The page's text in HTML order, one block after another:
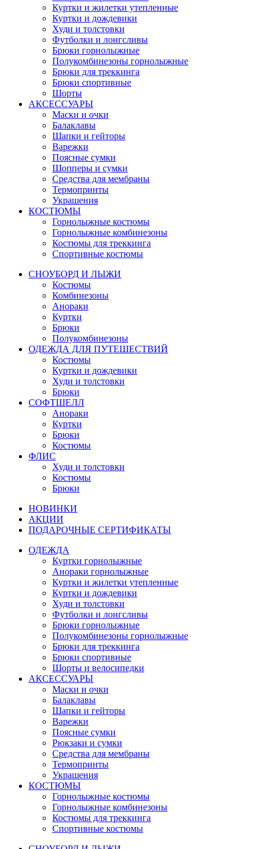
Куртки и жилетки утепленные
Куртки и дождевики
Худи и толстовки
Футболки и лонгсливы
Брюки горнолыжные
Полукомбинезоны горнолыжные
Брюки для треккинга
Брюки спортивные
Шорты
АКСЕССУАРЫ
Маски и очки
Балаклавы
Шапки и гейторы
Варежки
Поясные сумки
Шопперы и сумки
Средства для мембраны
Термопринты
Украшения
КОСТЮМЫ
Горнолыжные костюмы
Горнолыжные комбинезоны
Костюмы для треккинга
Спортивные костюмы
СНОУБОРД И ЛЫЖИ
Костюмы
Комбинезоны
Анораки
Куртки
Брюки
Полукомбинезоны
ОДЕЖДА ДЛЯ ПУТЕШЕСТВИЙ
Костюмы
Куртки и дождевики
Худи и толстовки
Брюки
СОФТШЕЛЛ
Анораки
Куртки
Брюки
Костюмы
ФЛИС
Худи и толстовки
Костюмы
Брюки
НОВИНКИ
АКЦИИ
ПОДАРОЧНЫЕ СЕРТИФИКАТЫ
ОДЕЖДА
Куртки горнолыжные
Анораки горнолыжные
Куртки и жилетки утепленные
Куртки и дождевики
Худи и толстовки
Футболки и лонгсливы
Брюки горнолыжные
Полукомбинезоны горнолыжные
Брюки для треккинга
Брюки спортивные
Шорты и велосипедки
АКСЕССУАРЫ
Маски и очки
Балаклавы
Шапки и гейторы
Варежки
Поясные сумки
Рюкзаки и сумки
Средства для мембраны
Термопринты
Украшения
КОСТЮМЫ
Горнолыжные костюмы
Горнолыжные комбинезоны
Костюмы для треккинга
Спортивные костюмы